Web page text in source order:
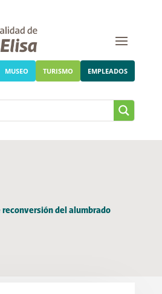
MUSEO TURISMO EMPLEADOS
reconversión del alumbrado